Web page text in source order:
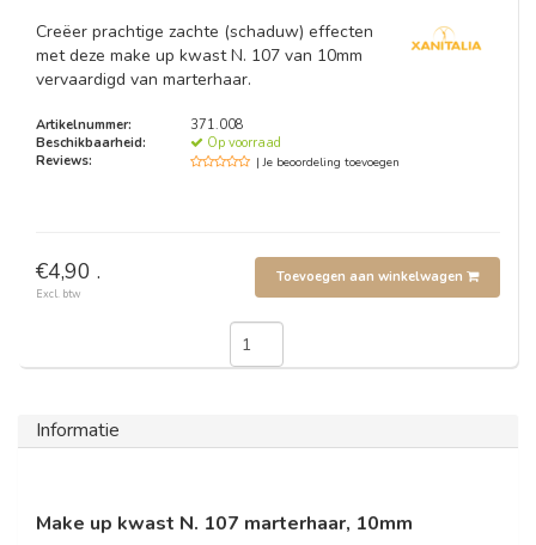
Creëer prachtige zachte (schaduw) effecten
met deze make up kwast N. 107 van 10mm
vervaardigd van marterhaar.
Artikelnummer:
371.008
Beschikbaarheid:
Op voorraad
Reviews:
| Je beoordeling toevoegen
€4,90 .
Excl. btw
Toevoegen aan winkelwagen
Informatie
Make up kwast N. 107 marterhaar, 10mm